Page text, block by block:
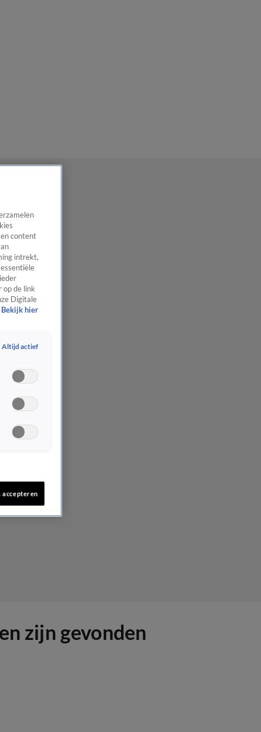
zijn gevonden
content
intrekt,
op de link
Digitale
Bekijk hier
Altijd actief
accepteren